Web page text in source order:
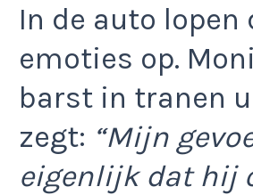
In de auto lopen
emoties op.
barst in tranen
zegt: “Mijn
eigenlijk dat hij